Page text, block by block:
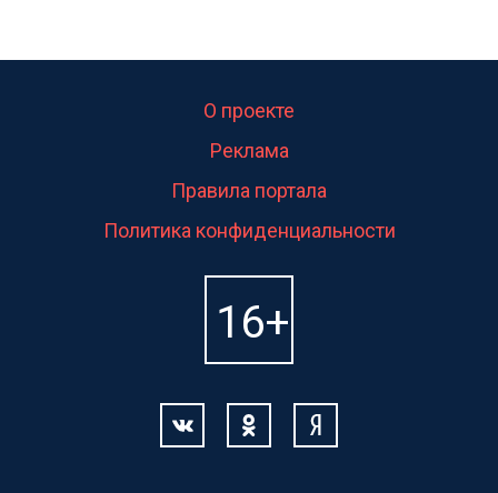
О проекте
Реклама
Правила портала
Политика конфиденциальности